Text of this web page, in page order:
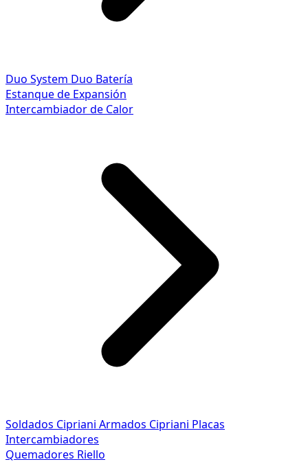
Duo System Duo Batería
Estanque de Expansión
Intercambiador de Calor
Soldados Cipriani Armados Cipriani Placas
Intercambiadores
Quemadores Riello